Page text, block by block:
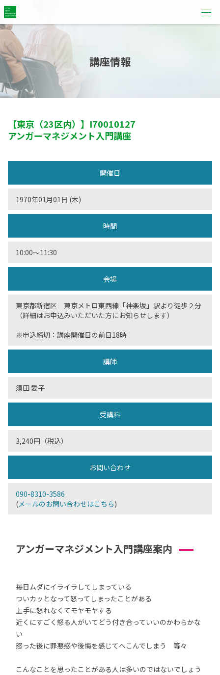
講座情報
【東京（23区内）】 I70010127
アンガーマネジメント入門講座
開催日
1970年01月01日 (木)
時間
10:00〜11:30
会場
東京都新宿区 東京メトロ東西線「神楽坂」駅より徒歩２分
（詳細はお申込みいただいた方にお知らせします）
※申込締切：講座開催日の前日18時
講師
須田 愛子
受講料
3,240円（税込）
お問い合わせ
090-8310-3586
(メールのお問い合わせはこちら)
アンガーマネジメント入門講座案内
毎日ムダにイライラしてしまっている
ついカッとなって怒ってしまったことがある
上手に怒れなくてモヤモヤする
近くにすごく怒る人がいてどう付き合っていいのかわらかな
い
怒った後に罪悪感や後悔を感じてへこんでしまう 等々
こんなことを思ったことがある人は多いのではないでしょう